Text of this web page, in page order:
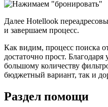
Далее Hotellook
и завершаем процесс.
Как видим, процесс поиска
достаточно прост.
большому количеству
бюджетный вариант, так и
Раздел помощи